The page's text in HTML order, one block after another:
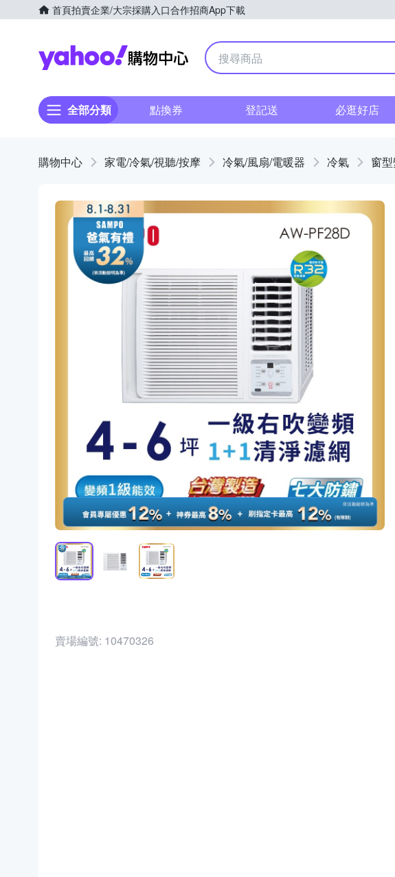
首頁拍賣企業/大宗採購入口合作招商App下載
Yahoo購物中心
全部分類 點換券 登記送 必逛好店
購物中心 家電/冷氣/視聽/按摩 冷氣/風扇/電暖器 冷氣 窗
賣場編號: 10470326